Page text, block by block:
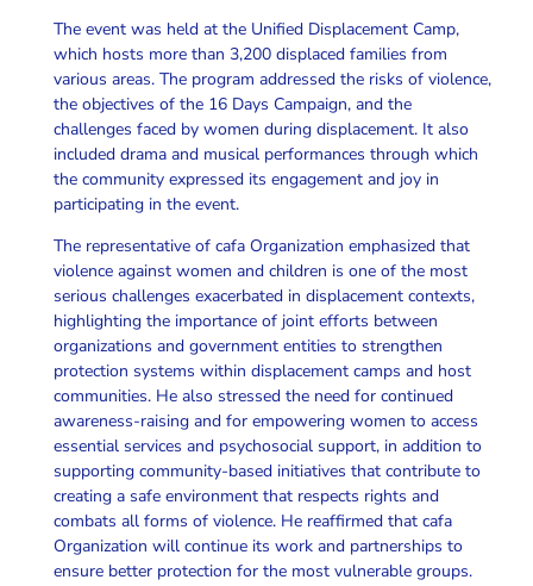
The event was held at the Unified Displacement Camp,
which hosts more than 3,200 displaced families from
various areas. The program addressed the risks of violence,
the objectives of the 16 Days Campaign, and the
challenges faced by women during displacement. It also
included drama and musical performances through which
the community expressed its engagement and joy in
participating in the event.
The representative of cafa Organization emphasized that
violence against women and children is one of the most
serious challenges exacerbated in displacement contexts,
highlighting the importance of joint efforts between
organizations and government entities to strengthen
protection systems within displacement camps and host
communities. He also stressed the need for continued
awareness-raising and for empowering women to access
essential services and psychosocial support, in addition to
supporting community-based initiatives that contribute to
creating a safe environment that respects rights and
combats all forms of violence. He reaffirmed that cafa
Organization will continue its work and partnerships to
ensure better protection for the most vulnerable groups.